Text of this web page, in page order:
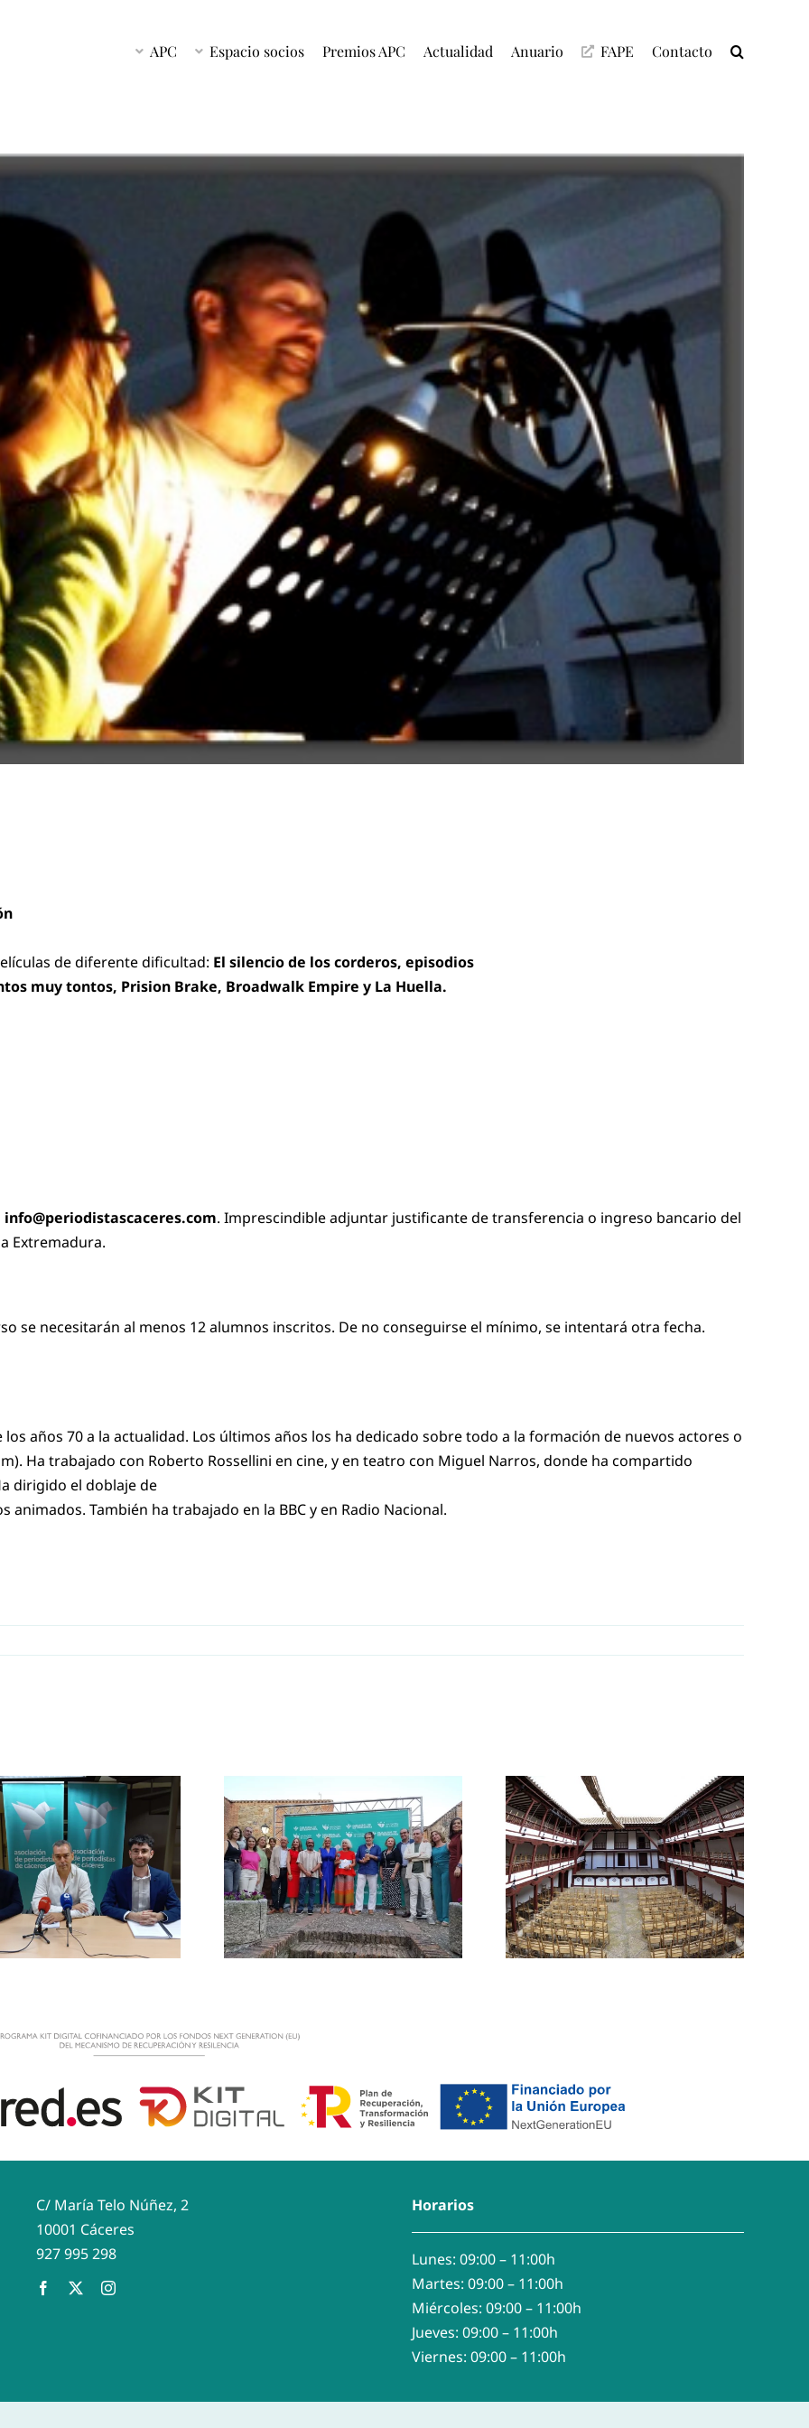
APC Espacio socios Premios APC Actualidad Anuario FAPE Contacto
de diferente dificultad: El silencio de los corderos, episodios
muy tontos, Prision Brake, Broadwalk Empire y La Huella.
info@periodistascaceres.com. Imprescindible adjuntar justificante de transferencia o ingreso bancario del
Extremadura.
se necesitarán al menos 12 alumnos inscritos. De no conseguirse el mínimo, se intentará otra fecha.
años 70 a la actualidad. Los últimos años los ha dedicado sobre todo a la formación de nuevos actores o
). Ha trabajado con Roberto Rossellini en cine, y en teatro con Miguel Narros, donde ha compartido
dirigido el doblaje de
También ha trabajado en la BBC y en Radio Nacional.
La Asociación de
Periodistas de
Cáceres reivindica
el valor del
periodismo local en
la entrega de sus III
Premios de
Los periodistas de la
FAPE accederán
gratis al Corral de
Comedias de
Almagro
La Asociación de
Periodistas de
Cáceres lamenta el
fallecimiento de
Enrique Baltar,
referente del
periodismo
C/ María Telo Núñez, 2
10001 Cáceres
927 995 298
Horarios
Lunes: 09:00 – 11:00h
Martes: 09:00 – 11:00h
Miércoles: 09:00 – 11:00h
Jueves: 09:00 – 11:00h
Viernes: 09:00 – 11:00h